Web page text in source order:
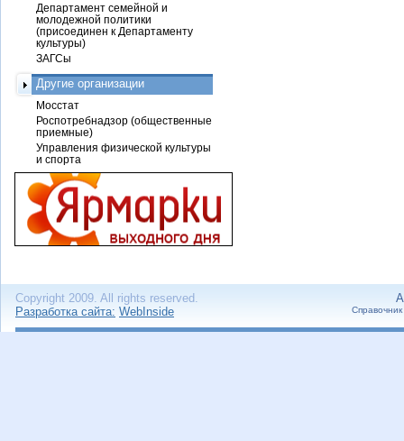
Департамент семейной и
молодежной политики
(присоединен к Департаменту
культуры)
ЗАГСы
Другие организации
Мосстат
Роспотребнадзор (общественные
приемные)
Управления физической культуры
и спорта
Copyright 2009. All rights reserved.
Разработка сайта: WebInside